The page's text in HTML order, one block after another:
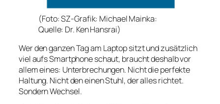
(Foto: SZ-Grafik: Michael Mainka:
Quelle: Dr. Ken Hansrai)
Wer den ganzen Tag am Laptop sitzt und zusätzlich
viel aufs Smartphone schaut, braucht deshalb vor
allem eines: Unterbrechungen. Nicht die perfekte
Haltung. Nicht den einen Stuhl, der alles richtet.
Sondern Wechsel.